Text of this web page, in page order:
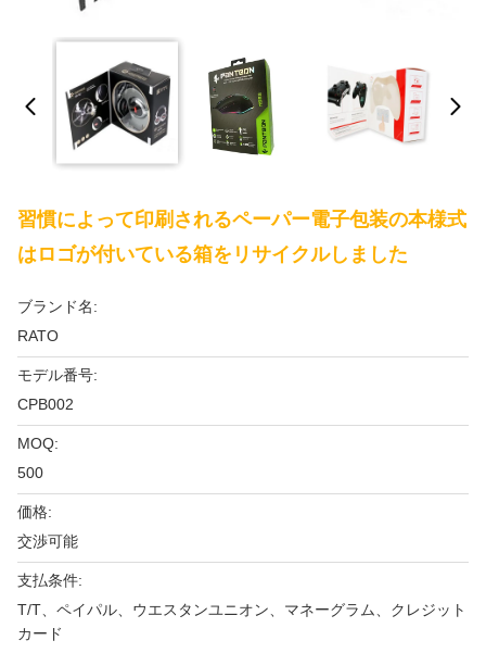
習慣によって印刷されるペーパー電子包装の本様式
はロゴが付いている箱をリサイクルしました
ブランド名:
RATO
モデル番号:
CPB002
MOQ:
500
価格:
交渉可能
支払条件:
T/T、ペイパル、ウエスタンユニオン、マネーグラム、クレジット
カード